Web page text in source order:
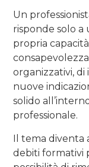
Un
risponde solo a
propria
organizzativi,
nuove
solido
professionale.
Il tema diventa
debiti formativi